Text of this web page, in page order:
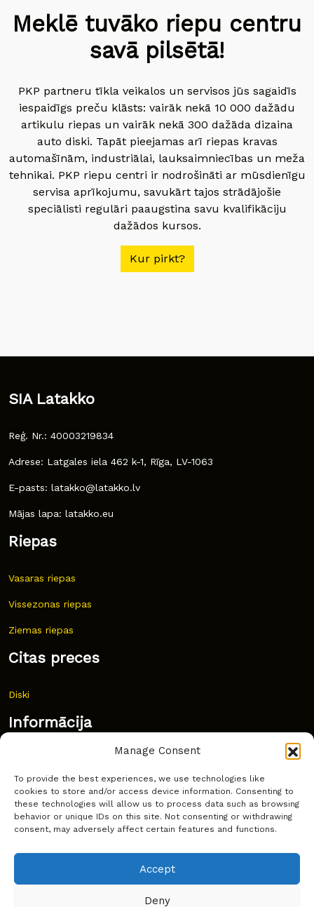
Manage Consent
To provide the best experiences, we use technologies like
cookies to store and/or access device information. Consenting to
these technologies will allow us to process data such as browsing
behavior or unique IDs on this site. Not consenting or withdrawing
consent, may adversely affect certain features and functions.
Accept
Deny
Meklē tuvāko riepu centru
savā pilsētā!
PKP partneru tīkla veikalos un servisos jūs sagaidīs
iespaidīgs preču klāsts: vairāk nekā 10 000 dažādu
artikulu riepas un vairāk nekā 300 dažāda dizaina
auto diski. Tapāt pieejamas arī riepas kravas
automašīnām, industriālai, lauksaimniecības un meža
tehnikai. PKP riepu centri ir nodrošināti ar mūsdienīgu
servisa aprīkojumu, savukārt tajos strādājošie
speciālisti regulāri paaugstina savu kvalifikāciju
dažādos kursos.
Kur pirkt?
SIA Latakko
Reģ. Nr.: 40003219834
Adrese: Latgales iela 462 k-1, Rīga, LV-1063
E-pasts: latakko@latakko.lv
Mājas lapa: latakko.eu
Riepas
Vasaras riepas
Vissezonas riepas
Ziemas riepas
Citas preces
Diski
Informācija
Bieži uzdoti jautājumi
Kur pirkt?
Sīkdatņu politika